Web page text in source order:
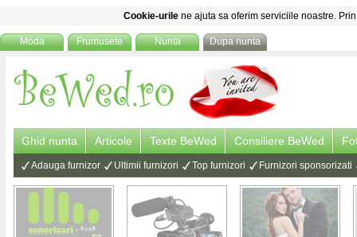
Cookie-urile ne ajuta sa oferim serviciile noastre.
Moda Frumusete Nunta Dupa nunta
Ghid nunta Articole Texte BeWed Consiliere BeWed
Adauga furnizor Ultimii furnizori Top furnizori Furnizori sponsorizati